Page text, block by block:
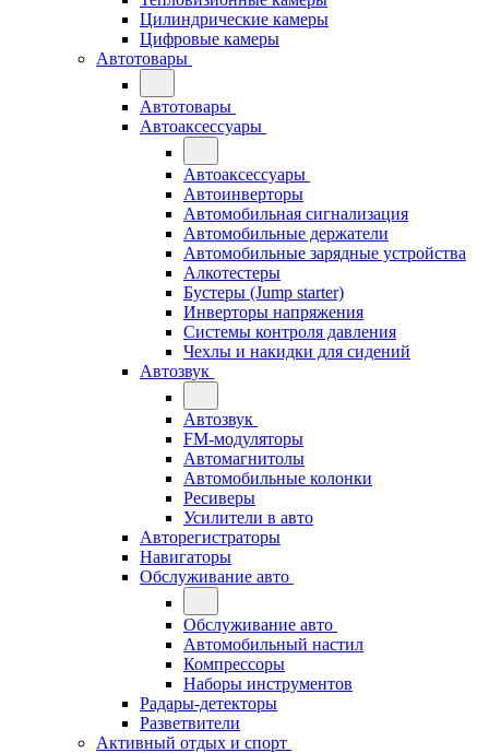
Цилиндрические камеры
Цифровые камеры
Автотовары
Автотовары
Автоаксессуары
Автоаксессуары
Автоинверторы
Автомобильная сигнализация
Автомобильные держатели
Автомобильные зарядные устройства
Алкотестеры
Бустеры (Jump starter)
Инверторы напряжения
Системы контроля давления
Чехлы и накидки для сидений
Автозвук
Автозвук
FM-модуляторы
Автомагнитолы
Автомобильные колонки
Ресиверы
Усилители в авто
Авторегистраторы
Навигаторы
Обслуживание авто
Обслуживание авто
Автомобильный настил
Компрессоры
Наборы инструментов
Радары-детекторы
Разветвители
Активный отдых и спорт